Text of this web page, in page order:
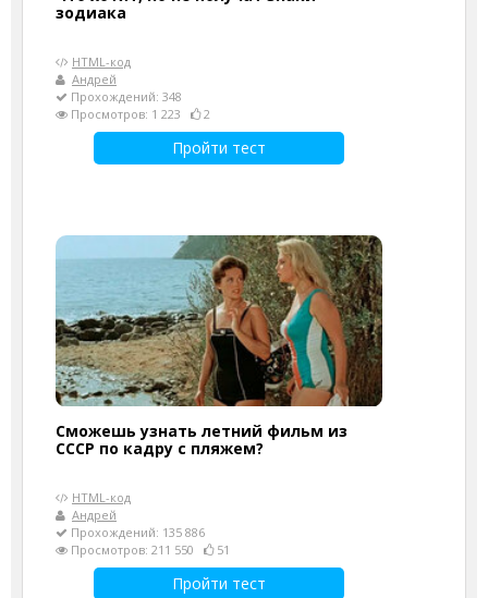
зодиака
HTML-код
Андрей
Прохождений: 348
Просмотров: 1 223
2
Пройти тест
Сможешь узнать летний фильм из
СССР по кадру с пляжем?
HTML-код
Андрей
Прохождений: 135 886
Просмотров: 211 550
51
Пройти тест